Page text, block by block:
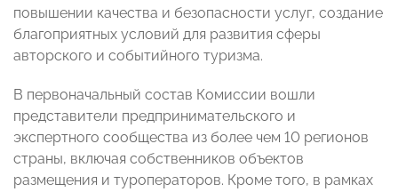
повышении качества и безопасности услуг, создание
благоприятных условий для развития сферы
авторского и событийного туризма.
В первоначальный состав Комиссии вошли
представители предпринимательского и
экспертного сообщества из более чем 10 регионов
страны, включая собственников объектов
размещения и туроператоров. Кроме того, в рамках